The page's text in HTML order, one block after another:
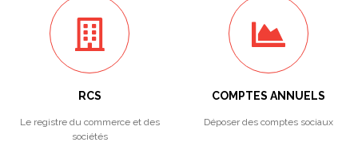
RCS
Le registre du commerce et des
sociétés
COMPTES ANNUELS
Déposer des comptes sociaux